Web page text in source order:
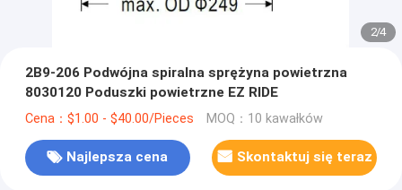
2/4
2B9-206 Podwójna spiralna sprężyna powietrzna
8030120 Poduszki powietrzne EZ RIDE
Cena：$1.00 - $40.00/Pieces MOQ：10 kawałków
Najlepsza cena Skontaktuj się teraz